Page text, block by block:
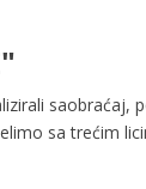
saobraćaj,
sa trećim